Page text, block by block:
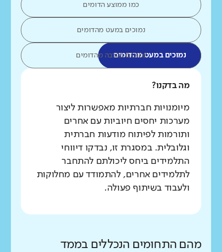
כמו ממוצע הדומים
נמוכים במעט מהדומים
נמוכים במעט מהדומיםנמוכים בהרבה מהדומים
מה בדקנו?
מיומנויות חברתיות מאפשרות ליצור
מערכות יחסים חיוביות עם אחרים
ותורמות לפיתוח מודעות חברתית
וגלובלית. במסגרת זו, נבדקו דיווחי
התלמידים ביחס ליכולתם להתחבר
לתלמידים אחרים, להתמודד עם מחלוקות
ולעבוד בשיתוף פעולה.
מהם התחומים הנכללים בממד